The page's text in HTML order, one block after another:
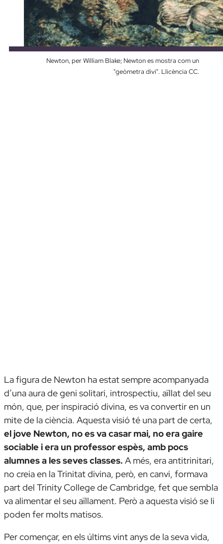
Newton, per William Blake; Newton es mostra com un
"geòmetra diví". Llicència CC.
La figura de Newton ha estat sempre acompanyada
d’una aura de geni solitari, introspectiu, aïllat del seu
món, que, per inspiració divina, es va convertir en un
mite de la ciència. Aquesta visió té una part de certa,
el jove Newton, no es va casar mai, no era gaire
sociable i era un professor espès, amb pocs
alumnes a les seves classes. A més, era antitrinitari,
no creia en la Trinitat divina, però, en canvi, formava
part del Trinity College de Cambridge, fet que sembla
va alimentar el seu aïllament. Però a aquesta visió se li
poden fer molts matisos.
Per començar, en els últims vint anys de la seva vida,